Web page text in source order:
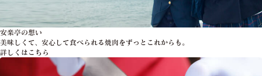
安楽亭の想い
美味しくて、安心して食べられる焼肉をずっとこれからも。
詳しくはこちら